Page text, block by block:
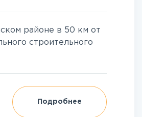
районе в 50 км от
строительного
Подробнее